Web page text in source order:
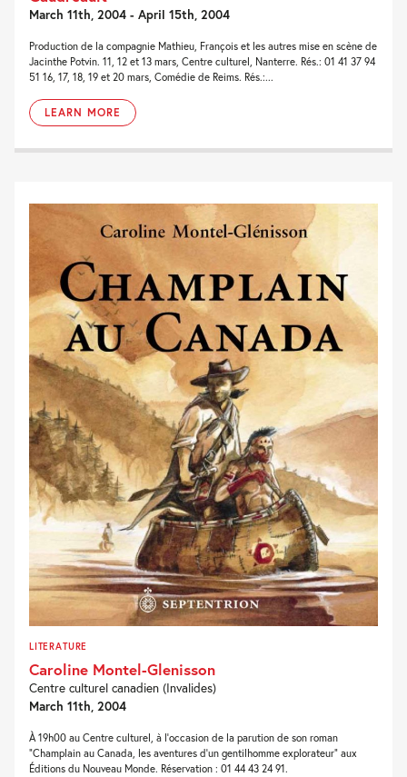
March 11th, 2004 - April 15th, 2004
Production de la compagnie Mathieu, François et les autres mise en scène de
Jacinthe Potvin. 11, 12 et 13 mars, Centre culturel, Nanterre. Rés.: 01 41 37 94
51 16, 17, 18, 19 et 20 mars, Comédie de Reims. Rés.:...
LEARN MORE
LITERATURE
Caroline Montel-Glenisson
Centre culturel canadien (Invalides)
March 11th, 2004
À 19h00 au Centre culturel, à l’occasion de la parution de son roman
“Champlain au Canada, les aventures d’un gentilhomme explorateur” aux
Éditions du Nouveau Monde. Réservation : 01 44 43 24 91.